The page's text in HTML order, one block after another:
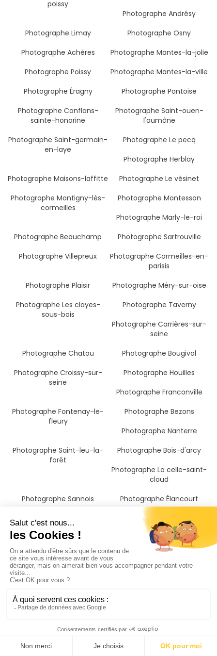
poissy
Photographe Andrésy
Photographe Limay
Photographe Osny
Photographe Achères
Photographe Mantes-la-jolie
Photographe Poissy
Photographe Mantes-la-ville
Photographe Éragny
Photographe Pontoise
Photographe Conflans-
sainte-honorine
Photographe Saint-ouen-
l'aumône
Photographe Saint-germain-
en-laye
Photographe Le pecq
Photographe Herblay
Photographe Maisons-laffitte
Photographe Le vésinet
Photographe Montigny-lès-
cormeilles
Photographe Montesson
Photographe Marly-le-roi
Photographe Beauchamp
Photographe Sartrouville
Photographe Villepreux
Photographe Cormeilles-en-
parisis
Photographe Plaisir
Photographe Méry-sur-oise
Photographe Les clayes-
sous-bois
Photographe Taverny
Photographe Carrières-sur-
seine
Photographe Chatou
Photographe Bougival
Photographe Croissy-sur-
seine
Photographe Houilles
Photographe Franconville
Photographe Fontenay-le-
fleury
Photographe Bezons
Photographe Nanterre
Photographe Saint-leu-la-
forêt
Photographe Bois-d'arcy
Photographe La celle-saint-
cloud
Photographe Sannois
Photographe Élancourt
Photographe Rueil-
malmaison
Photographe Argenteuil
Photographe L'isle-adam
Photographe Le chesnay
Photographe Ermont
Photographe Maurepas
Photographe Meulan
Photographe Yvelines